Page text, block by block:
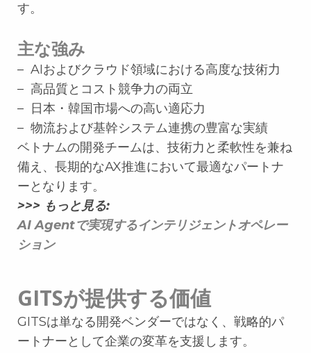
す。
主な強み
– AIおよびクラウド領域における高度な技術力
– 高品質とコスト競争力の両立
– 日本・韓国市場への高い適応力
– 物流および基幹システム連携の豊富な実績
ベトナムの開発チームは、技術力と柔軟性を兼ね
備え、長期的なAX推進において最適なパートナ
ーとなります。
>>> もっと見る:
AI Agentで実現するインテリジェントオペレー
ション
GITSが提供する価値
GITSは単なる開発ベンダーではなく、戦略的パ
ートナーとして企業の変革を支援します。